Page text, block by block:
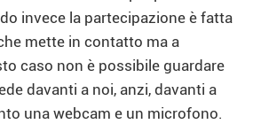
invece la partecipazione è fatta
mette in contatto ma a
caso non è possibile guardare
davanti a noi, anzi, davanti a
una webcam e un microfono.